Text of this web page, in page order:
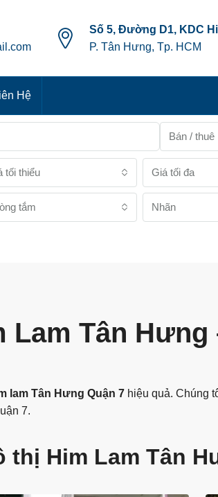
Số 5, Đường D1, KDC
P. Tân Hưng, Tp. HCM
Hệ
Bán / thuê
tối thiểu Giá tối đa
tắm Nhãn
Lam Tân
lam Tân Hưng Quận 7 hiệu quả. Chúng
7.
Him Lam Tân